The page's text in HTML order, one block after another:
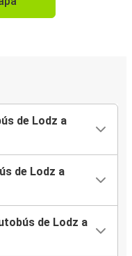
de Lodz a
de Lodz a
de Lodz a